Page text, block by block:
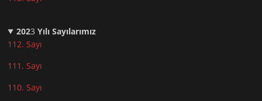
2023Yılı Sayılarımız
112. Sayı
111. Sayı
110. Sayı